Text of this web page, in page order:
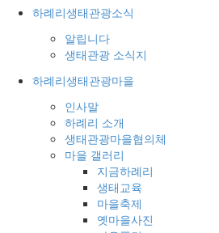
하례리생태관광소식
알립니다
생태관광 소식지
하례리생태관광마을
인사말
하례리 소개
생태관광마을협의체
마을 갤러리
지금하례리
생태교육
마을축제
옛마을사진